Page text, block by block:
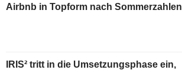
Airbnb in Topform nach Sommerzahlen
IRIS² tritt in die Umsetzungsphase ein,